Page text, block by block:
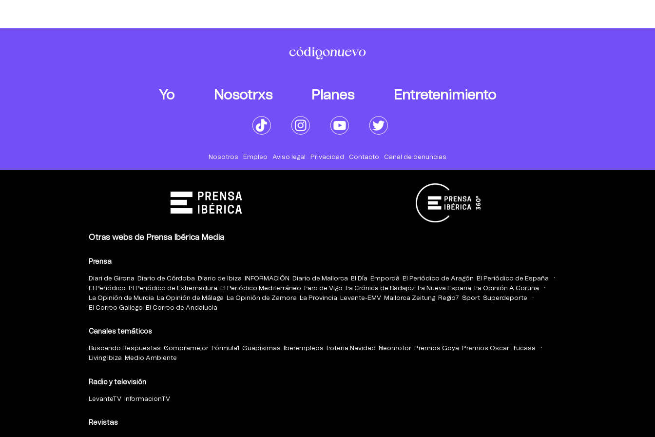
Yo Nosotrxs Planes Entretenimiento
Nosotros Empleo Aviso legal Privacidad Contacto Canal de denuncias
Otras webs de Prensa Ibérica Media
Prensa
Diari de Girona Diario de Córdoba Diario de Ibiza INFORMACIÓN Diario de Mallorca El Día Empordà El Periódico de Aragón
El Periódico de España
El Periódico
El Periódico de Extremadura El Periódico Mediterráneo Faro de Vigo La Crónica de Badajoz La Nueva España
La Opinión A Coruña
La Opinión de Murcia
La Opinión de Málaga La Opinión de Zamora La Provincia Levante-EMV Mallorca Zeitung Regio7 Sport Superdeporte
El Correo Gallego
El Correo de Andalucia
Canales temáticos
Buscando Respuestas Compramejor Fórmula1 Guapisimas Iberempleos Loteria Navidad Neomotor Premios Goya Premios Oscar
Tucasa
Living Ibiza
Medio Ambiente
Radio y televisión
LevanteTV InformacionTV
Revistas